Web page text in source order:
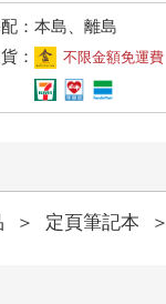
：本島、離島
：
不限金額免運費
＞ 定頁筆記本 ＞